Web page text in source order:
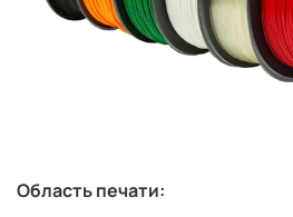
Область печати: